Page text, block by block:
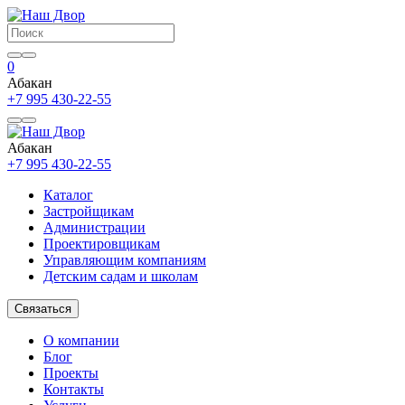
0
Абакан
+7 995 430-22-55
Абакан
+7 995 430-22-55
Каталог
Застройщикам
Администрации
Проектировщикам
Управляющим компаниям
Детским садам и школам
Связаться
О компании
Блог
Проекты
Контакты